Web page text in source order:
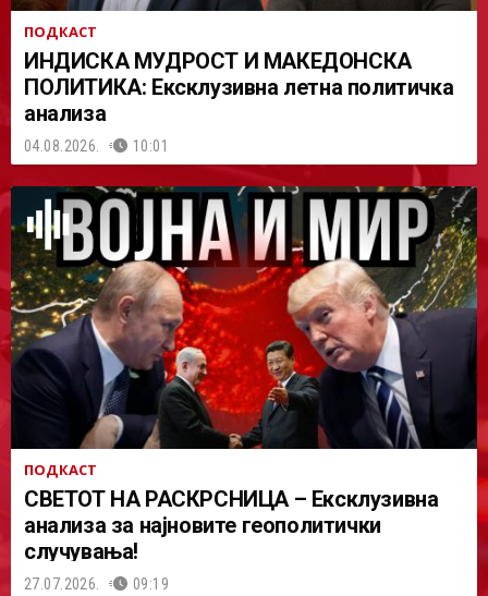
ПОДКАСТ
ИНДИСКА МУДРОСТ И МАКЕДОНСКА
ПОЛИТИКА: Ексклузивна летна политичка
анализа
04.08.2026. 10:01
ПОДКАСТ
СВЕТОТ НА РАСКРСНИЦА – Ексклузивна
анализа за најновите геополитички
случувања!
27.07.2026. 09:19